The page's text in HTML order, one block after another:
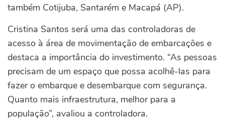
também Cotijuba, Santarém e Macapá (AP).
Cristina Santos será uma das controladoras de
acesso à área de movimentação de embarcações e
destaca a importância do investimento. “As pessoas
precisam de um espaço que possa acolhê-las para
fazer o embarque e desembarque com segurança.
Quanto mais infraestrutura, melhor para a
população”, avaliou a controladora.